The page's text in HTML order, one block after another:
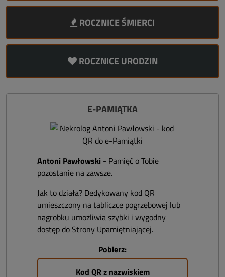
ROCZNICE ŚMIERCI
ROCZNICE URODZIN
E-PAMIĄTKA
Antoni Pawłowski - Pamięć o Tobie
pozostanie na zawsze.
Jak to działa? Dedykowany kod QR
umieszczony na tabliczce pogrzebowej lub
nagrobku umożliwia szybki i wygodny
dostęp do Strony Upamiętniającej.
Pobierz:
Kod QR z nazwiskiem